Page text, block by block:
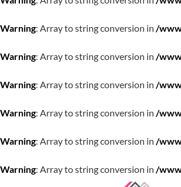
Warning: Array to string conversion in /
Warning: Array to string conversion in /
Warning: Array to string conversion in /
Warning: Array to string conversion in /
Warning: Array to string conversion in /
Warning: Array to string conversion in /